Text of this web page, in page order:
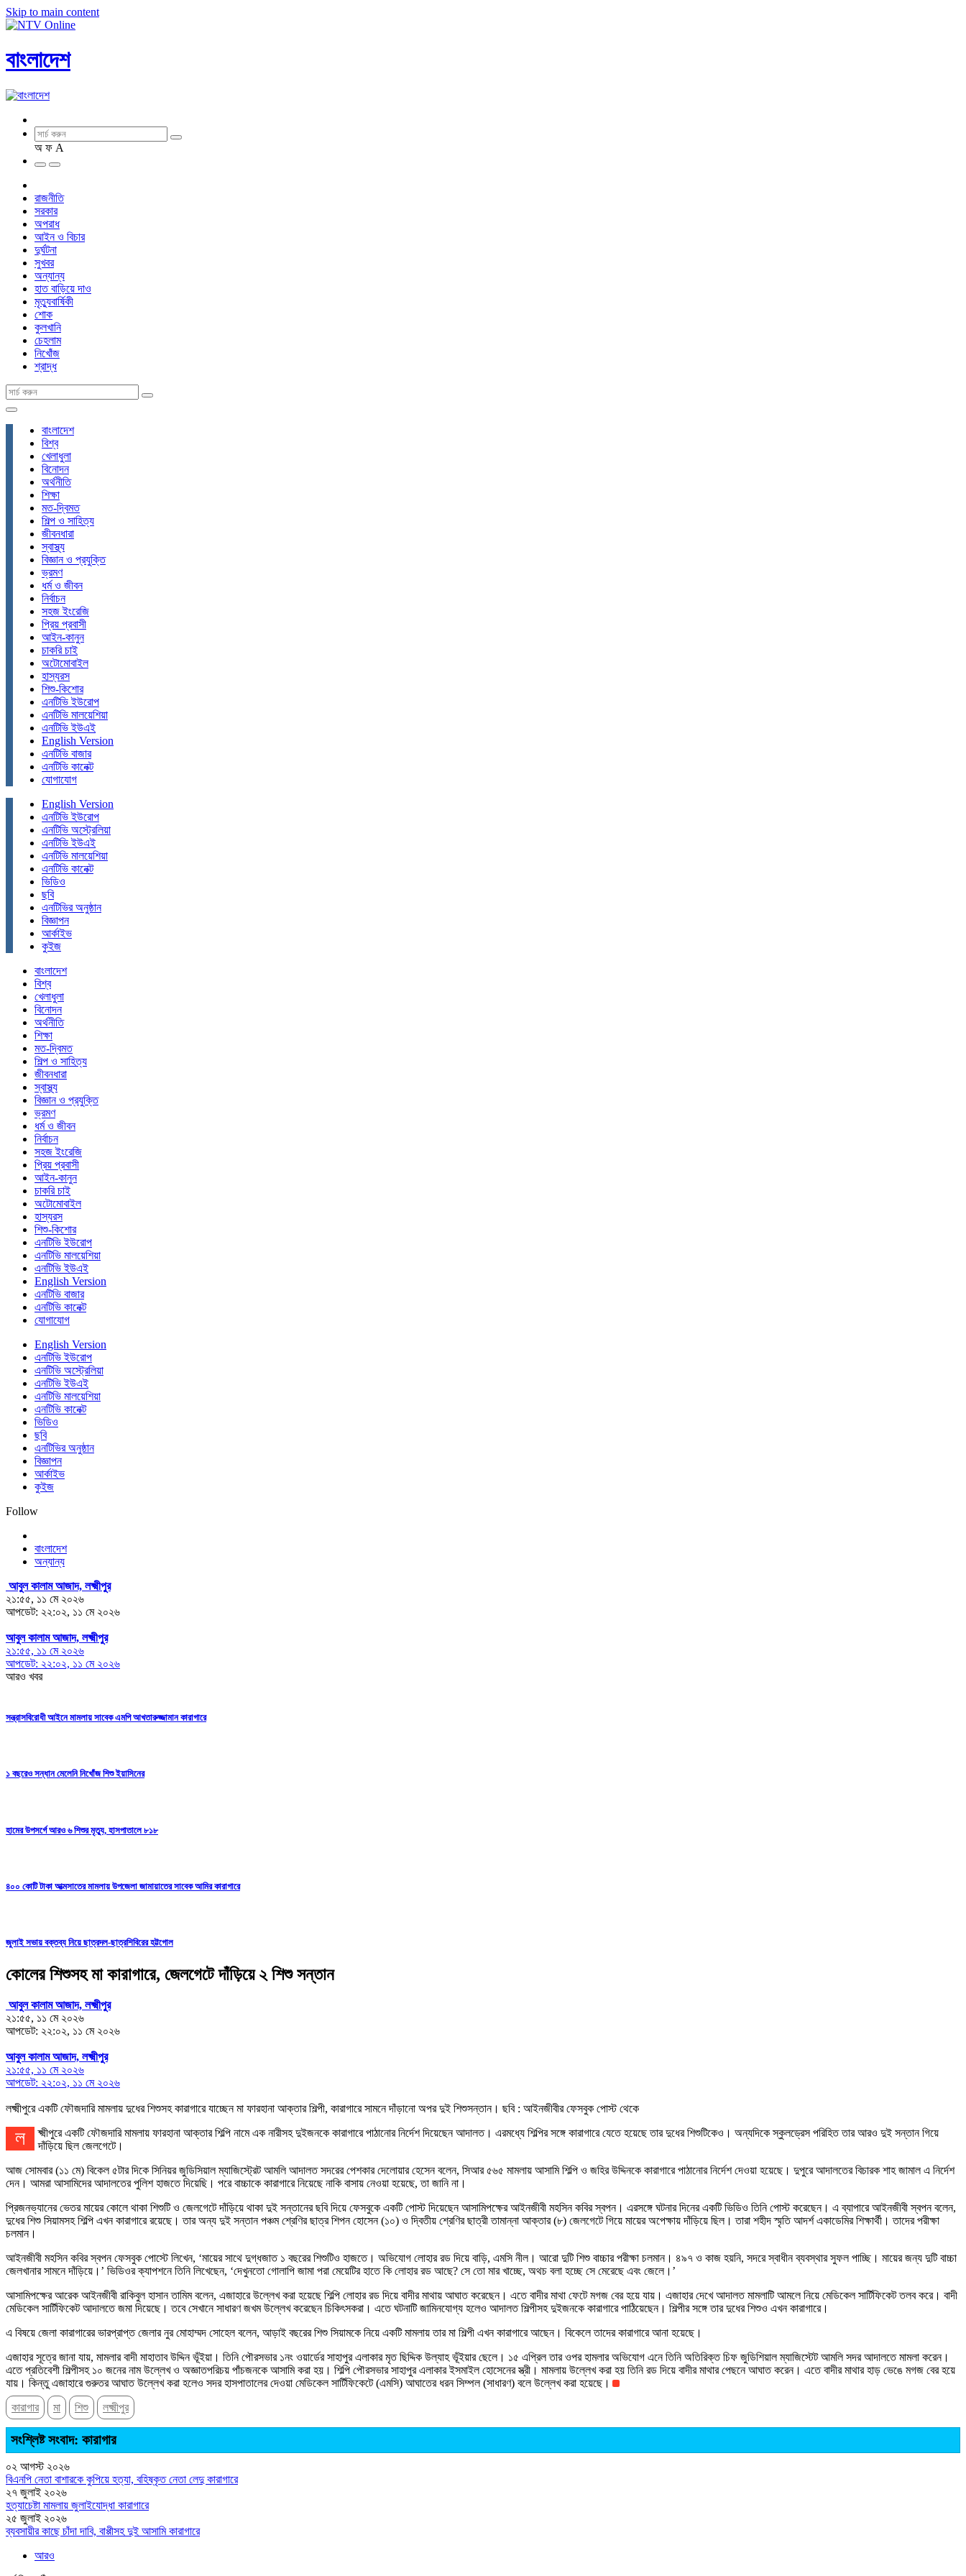
Skip to main content
বাংলাদেশ
অ ফ A
রাজনীতি
সরকার
অপরাধ
আইন ও বিচার
দুর্ঘটনা
সুখবর
অন্যান্য
হাত বাড়িয়ে দাও
মৃত্যুবার্ষিকী
শোক
কুলখানি
চেহলাম
নিখোঁজ
শ্রাদ্ধ
বাংলাদেশ
বিশ্ব
খেলাধুলা
বিনোদন
অর্থনীতি
শিক্ষা
মত-দ্বিমত
শিল্প ও সাহিত্য
জীবনধারা
স্বাস্থ্য
বিজ্ঞান ও প্রযুক্তি
ভ্রমণ
ধর্ম ও জীবন
নির্বাচন
সহজ ইংরেজি
প্রিয় প্রবাসী
আইন-কানুন
চাকরি চাই
অটোমোবাইল
হাস্যরস
শিশু-কিশোর
এনটিভি ইউরোপ
এনটিভি মালয়েশিয়া
এনটিভি ইউএই
English Version
এনটিভি বাজার
এনটিভি কানেক্ট
যোগাযোগ
English Version
এনটিভি ইউরোপ
এনটিভি অস্ট্রেলিয়া
এনটিভি ইউএই
এনটিভি মালয়েশিয়া
এনটিভি কানেক্ট
ভিডিও
ছবি
এনটিভির অনুষ্ঠান
বিজ্ঞাপন
আর্কাইভ
কুইজ
বাংলাদেশ
বিশ্ব
খেলাধুলা
বিনোদন
অর্থনীতি
শিক্ষা
মত-দ্বিমত
শিল্প ও সাহিত্য
জীবনধারা
স্বাস্থ্য
বিজ্ঞান ও প্রযুক্তি
ভ্রমণ
ধর্ম ও জীবন
নির্বাচন
সহজ ইংরেজি
প্রিয় প্রবাসী
আইন-কানুন
চাকরি চাই
অটোমোবাইল
হাস্যরস
শিশু-কিশোর
এনটিভি ইউরোপ
এনটিভি মালয়েশিয়া
এনটিভি ইউএই
English Version
এনটিভি বাজার
এনটিভি কানেক্ট
যোগাযোগ
English Version
এনটিভি ইউরোপ
এনটিভি অস্ট্রেলিয়া
এনটিভি ইউএই
এনটিভি মালয়েশিয়া
এনটিভি কানেক্ট
ভিডিও
ছবি
এনটিভির অনুষ্ঠান
বিজ্ঞাপন
আর্কাইভ
কুইজ
Follow
বাংলাদেশ
অন্যান্য
আবুল কালাম আজাদ, লক্ষ্মীপুর
২১:৫৫, ১১ মে ২০২৬
আপডেট: ২২:০২, ১১ মে ২০২৬
আবুল কালাম আজাদ, লক্ষ্মীপুর
২১:৫৫, ১১ মে ২০২৬
আপডেট: ২২:০২, ১১ মে ২০২৬
আরও খবর
সন্ত্রাসবিরোধী আইনে মামলায় সাবেক এমপি আখতারুজ্জামান কারাগারে
১ বছরেও সন্ধান মেলেনি নিখোঁজ শিশু ইয়াসিনের
হামের উপসর্গে আরও ৬ শিশুর মৃত্যু, হাসপাতালে ৮১৮
৪০০ কোটি টাকা আত্মসাতের মামলায় উপজেলা জামায়াতের সাবেক আমির কারাগারে
জুলাই সভায় বক্তব্য নিয়ে ছাত্রদল-ছাত্রশিবিরের হট্টগোল
কোলের শিশুসহ মা কারাগারে, জেলগেটে দাঁড়িয়ে ২ শিশু সন্তান
আবুল কালাম আজাদ, লক্ষ্মীপুর
২১:৫৫, ১১ মে ২০২৬
আপডেট: ২২:০২, ১১ মে ২০২৬
আবুল কালাম আজাদ, লক্ষ্মীপুর
২১:৫৫, ১১ মে ২০২৬
আপডেট: ২২:০২, ১১ মে ২০২৬
লক্ষ্মীপুরে একটি ফৌজদারি মামলায় দুধের শিশুসহ কারাগারে যাচ্ছেন মা ফারহানা আক্তার শিল্পী, কারাগারে সামনে দাঁড়ানো অপর দুই শিশুসন্তান। ছবি : আইনজীবীর ফেসবুক পোস্ট থেকে
লক্ষ্মীপুরে একটি ফৌজদারি মামলায় ফারহানা আক্তার শিল্পি নামে এক নারীসহ দুইজনকে কারাগারে পাঠানোর নির্দেশ দিয়েছেন আদালত। এরমধ্যে শিল্পির সঙ্গে কারাগারে যেতে হয়েছে তার দুধের শিশুটিকেও। অন্যদিকে স্কুলড্রেস পরিহিত তার আরও দুই সন্তান গিয়ে
দাঁড়িয়ে ছিল জেলগেটে।
আজ সোমবার (১১ মে) বিকেল ৫টার দিকে সিনিয়র জুডিসিয়াল ম্যাজিস্ট্রেট আমলি আদালত সদরের পেশকার দেলোয়ার হেসেন বলেন, সিআর ৫৬৫ মামলায় আসামি শিল্পি ও জহির উদ্দিনকে কারাগারে পাঠানোর নির্দেশ দেওয়া হয়েছে। দুপুরে আদালতের বিচারক শাহ জামাল এ নির্দেশ
দেন। আমরা আসামিদের আদালতের পুলিশ হাজতে দিয়েছি। পরে বাচ্চাকে কারাগারে নিয়েছে নাকি বাসায় নেওয়া হয়েছে, তা জানি না।
প্রিজনভ্যানের ভেতর মায়ের কোলে থাকা শিশুটি ও জেলগেটে দাঁড়িয়ে থাকা দুই সন্তানের ছবি দিয়ে ফেসবুকে একটি পোস্ট দিয়েছেন আসামিপক্ষের আইনজীবী মহসিন কবির স্বপন। এরসঙ্গে ঘটনার দিনের একটি ভিডিও তিনি পোস্ট করেছেন। এ ব্যাপারে আইনজীবী স্বপন বলেন,
দুধের শিশু সিয়ামসহ শিল্পি এখন কারাগারে রয়েছে। তার অন্য দুই সন্তান পঞ্চম শ্রেণির ছাত্র শিপন হোসেন (১০) ও দ্বিতীয় শ্রেণির ছাত্রী তামান্না আক্তার (৮) জেলগেটে গিয়ে মায়ের অপেক্ষায় দাঁড়িয়ে ছিল। তারা শহীদ স্মৃতি আদর্শ একাডেমির শিক্ষার্থী। তাদের পরীক্ষা
চলমান।
আইনজীবী মহসিন কবির স্বপন ফেসবুক পোস্টে লিখেন, ‘মায়ের সাথে দুগ্ধজাত ১ বছরের শিশুটিও হাজতে। অভিযোগ লোহার রড দিয়ে বাড়ি, এমসি নীল। আরো দুটি শিশু বাচ্চার পরীক্ষা চলমান। ৪৯৭ ও কাজ হয়নি, সদরে স্বাধীন ব্যবস্থার সুফল পাচ্ছি। মায়ের জন্য দুটি বাচ্চা
জেলখানার সামনে দাঁড়িয়ে।’ ভিডিওর ক্যাপশনে তিনি লিখেছেন, ‘দেখুনতো গোলাপি জামা পরা মেয়েটির হাতে কি লোহার রড আছে? সে তো মার খাচ্ছে, অথচ বলা হচ্ছে সে মেরেছে এবং জেলে।’
আসামিপক্ষের আরেক আইনজীবী রাকিবুল হাসান তামিম বলেন, এজাহারে উল্লেখ করা হয়েছে শিল্পি লোহার রড দিয়ে বাদীর মাথায় আঘাত করেছেন। এতে বাদীর মাথা ফেটে মগজ বের হয়ে যায়। এজাহার দেখে আদালত মামলাটি আমলে নিয়ে মেডিকেল সার্টিফিকেট তলব করে। বাদী
মেডিকেল সার্টিফিকেট আদালতে জমা দিয়েছে। তবে সেখানে সাধারণ জখম উল্লেখ করেছেন চিকিৎসকরা। এতে ঘটনাটি জামিনযোগ্য হলেও আদালত শিল্পীসহ দুইজনকে কারাগারে পাঠিয়েছেন। শিল্পীর সঙ্গে তার দুধের শিশুও এখন কারাগারে।
এ বিষয়ে জেলা কারাগারের ভারপ্রাপ্ত জেলার নুর মোহাম্মদ সোহেল বলেন, আড়াই বছরের শিশু সিয়ামকে নিয়ে একটি মামলায় তার মা শিল্পী এখন কারাগারে আছেন। বিকেলে তাদের কারাগারে আনা হয়েছে।
এজাহার সূত্রে জানা যায়, মামলার বাদী মাহাতাব উদ্দিন ভূঁইয়া। তিনি পৌরসভার ১নং ওয়ার্ডের সাহাপুর এলাকার মৃত ছিদ্দিক উল্যাহ ভূঁইয়ার ছেলে। ১৫ এপ্রিল তার ওপর হামলার অভিযোগ এনে তিনি অতিরিক্ত চিফ জুডিশিয়াল ম্যাজিস্টেট আমলি সদর আদালতে মামলা করেন।
এতে প্রতিবেশী শিল্পীসহ ১০ জনের নাম উল্লেখ ও অজ্ঞাতপরিচয় পাঁচজনকে আসামি করা হয়। শিল্পি পৌরসভার সাহাপুর এলাকার ইসমাইল হোসেনের স্ত্রী। মামলায় উল্লেখ করা হয় তিনি রড দিয়ে বাদীর মাথার পেছনে আঘাত করেন। এতে বাদীর মাথার হাড় ভেঙে মগজ বের হয়ে
যায়। কিন্তু এজাহারে গুরুতর আঘাত উল্লেখ করা হলেও সদর হাসপাতালের দেওয়া মেডিকেল সার্টিফিকেটে (এমসি) আঘাতের ধরন সিম্পল (সাধারণ) বলে উল্লেখ করা হয়েছে।
কারাগার
মা শিশু লক্ষ্মীপুর
সংশ্লিষ্ট সংবাদ: কারাগার
০২ আগস্ট ২০২৬
বিএনপি নেতা বাশারকে কুপিয়ে হত্যা, বহিষ্কৃত নেতা লেদু কারাগারে
২৭ জুলাই ২০২৬
হত্যাচেষ্টা মামলায় জুলাইযোদ্ধা কারাগারে
২৫ জুলাই ২০২৬
ব্যবসায়ীর কাছে চাঁদা দাবি, বাপ্পীসহ দুই আসামি কারাগারে
আরও